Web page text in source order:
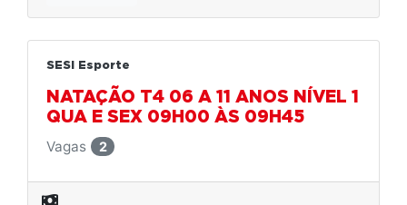
SESI Esporte
NATAÇÃO T4 06 A 11 ANOS NÍVEL 1
QUA E SEX 09H00 ÀS 09H45
Vagas
2